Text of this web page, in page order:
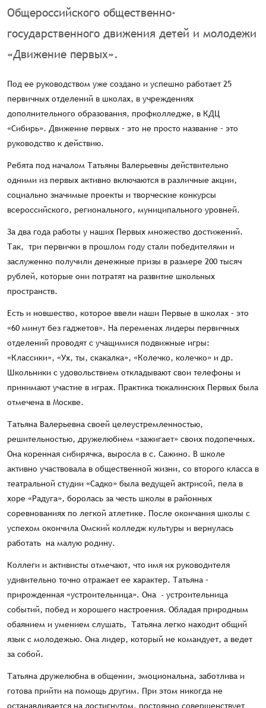
Общероссийского общественно-
государственного движения детей и молодежи
«Движение первых».
Под ее руководством уже создано и успешно работает 25
первичных отделений в школах, в учреждениях
дополнительного образования, профколледже, в КДЦ
«Сибирь». Движение первых – это не просто название – это
руководство к действию.
Ребята под началом Татьяны Валерьевны действительно
одними из первых активно включаются в различные акции,
социально значимые проекты и творческие конкурсы
всероссийского, регионального, муниципального уровней.
За два года работы у наших Первых множество достижений.
Так, три первички в прошлом году стали победителями и
заслуженно получили денежные призы в размере 200 тысяч
рублей, которые они потратят на развитие школьных
пространств.
Есть и новшество, которое ввели наши Первые в школах – это
«60 минут без гаджетов». На переменах лидеры первичных
отделений проводят с учащимися подвижные игры:
«Классики», «Ух, ты, скакалка», «Колечко, колечко» и др.
Школьники с удовольствием откладывают свои телефоны и
принимают участие в играх. Практика тюкалинских Первых была
отмечена в Москве.
Татьяна Валерьевна своей целеустремленностью,
решительностью, дружелюбием «зажигает» своих подопечных.
Она коренная сибирячка, выросла в с. Сажино. В школе
активно участвовала в общественной жизни, со второго класса в
театральной студии «Садко» была ведущей актрисой, пела в
хоре «Радуга», боролась за честь школы в районных
соревнованиях по легкой атлетике. После окончания школы с
успехом окончила Омский колледж культуры и вернулась
работать на малую родину.
Коллеги и активисты отмечают, что имя их руководителя
удивительно точно отражает ее характер. Татьяна –
прирожденная «устроительница». Она - устроительница
событий, побед и хорошего настроения. Обладая природным
обаянием и умением слушать, Татьяна легко находит общий
язык с молодежью. Она лидер, который не командует, а ведет
за собой.
Татьяна дружелюбна в общении, эмоциональна, заботлива и
готова прийти на помощь другим. При этом никогда не
останавливается на достигнутом, постоянно совершенствует